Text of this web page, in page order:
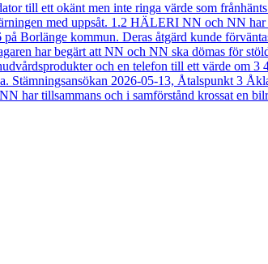
till ett okänt men inte ringa värde som
med uppsåt. 1.2 HÄLERI NN och NN
Borlänge kommun. Deras åtgärd kunde
har begärt att NN och NN ska dömas för
och en telefon till ett värde om
Stämningsansökan 2026-05-13, Åtalspunkt 3
har tillsammans och i samförstånd krossat en